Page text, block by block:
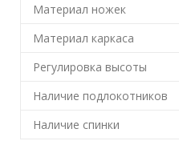
Материал ножек
Материал каркаса
Регулировка высоты
Наличие подлокотников
Наличие спинки